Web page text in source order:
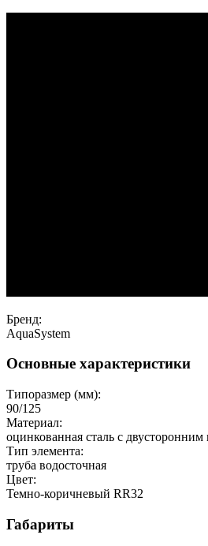
Бренд:
AquaSystem
Основные характеристики
Типоразмер (мм):
90/125
Материал:
оцинкованная сталь с
Тип элемента:
труба водосточная
Цвет:
Темно-коричневый RR32
Габариты